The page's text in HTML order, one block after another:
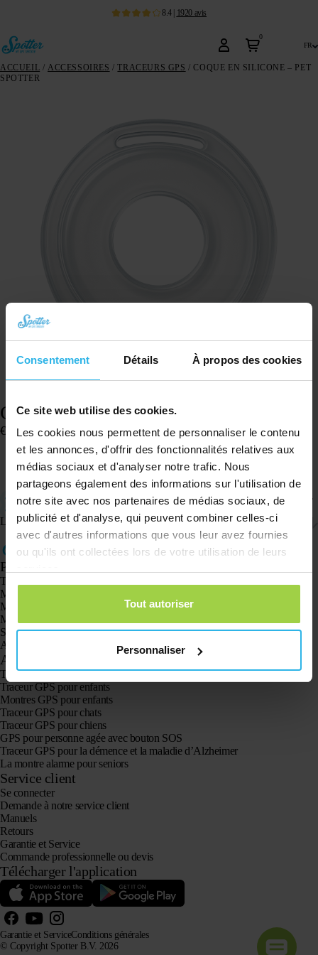
Consentement Détails À propos des cookies
Ce site web utilise des cookies.
Les cookies nous permettent de personnaliser le contenu
et les annonces, d'offrir des fonctionnalités relatives aux
médias sociaux et d'analyser notre trafic. Nous
partageons également des informations sur l'utilisation de
notre site avec nos partenaires de médias sociaux, de
publicité et d'analyse, qui peuvent combiner celles-ci
avec d'autres informations que vous leur avez fournies
ou qu'ils ont collectées lors de votre utilisation de leurs
Tout autoriser
Personnaliser
8.4| 1920 avis
0
fr
ACCUEIL / ACCESSOIRES /TRACEURS GPS / COQUE EN SILICONE – PET
SPOTTER
Coque en silicone – Pet Spotter
€ 5,00
En stock
Ajouter au panier
Fixez facilement le Pet Spotter au collier avec cette coque en silicone.
Uniquement compatible avec le Pet Spotter.
Livraison et retours
Produits
Traceur GPS Spotter X10
Montre GPS Spotter Senior
Montre GPS Spotter Explorer
Montre GPS Spotter pour enfants
Spotter CatX
Animal Spotter
Applications
Traceurs GPS
Traceur GPS pour enfants
Montres GPS pour enfants
Traceur GPS pour chats
Traceur GPS pour chiens
GPS pour personne agée avec bouton SOS
Traceur GPS pour la démence et la maladie d’Alzheimer
La montre alarme pour seniors
Service client
Se connecter
Demande à notre service client
Manuels
Retours
Garantie et Service
Commande professionnelle ou devis
Télécharger l'application
© Copyright Spotter B.V. 2026
Garantie et ServiceConditions générales